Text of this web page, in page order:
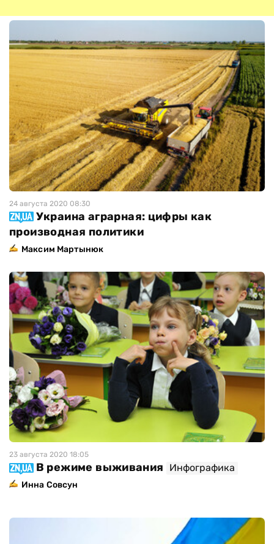
24 августа 2020 08:30
Украина аграрная: цифры как
производная политики
Максим Мартынюк
23 августа 2020 18:05
В режиме выживания Инфографика
Инна Совсун